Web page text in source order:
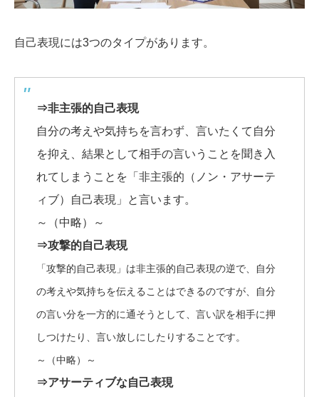
自己表現には3つのタイプがあります。
⇒非主張的自己表現
自分の考えや気持ちを言わず、言いたくて自分
を抑え、結果として相手の言いうことを聞き入
れてしまうことを「非主張的（ノン・アサーテ
ィブ）自己表現」と言います。
～（中略）～
⇒攻撃的自己表現
「攻撃的自己表現」は非主張的自己表現の逆で、自分
の考えや気持ちを伝えることはできるのですが、自分
の言い分を一方的に通そうとして、言い訳を相手に押
しつけたり、言い放しにしたりすることです。
～（中略）～
⇒アサーティブな自己表現